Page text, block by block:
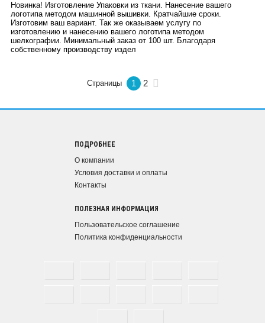
Новинка! Изготовление Упаковки из ткани. Нанесение вашего
логотипа методом машинной вышивки. Кратчайшие сроки.
Изготовим ваш вариант. Так же оказываем услугу по
изготовлению и нанесению вашего логотипа методом
шелкографии. Минимальный заказ от 100 шт. Благодаря
собственному производству издел
Страницы 1 2
ПОДРОБНЕЕ
О компании
Условия доставки и оплаты
Контакты
ПОЛЕЗНАЯ ИНФОРМАЦИЯ
Пользовательское соглашение
Политика конфиденциальности